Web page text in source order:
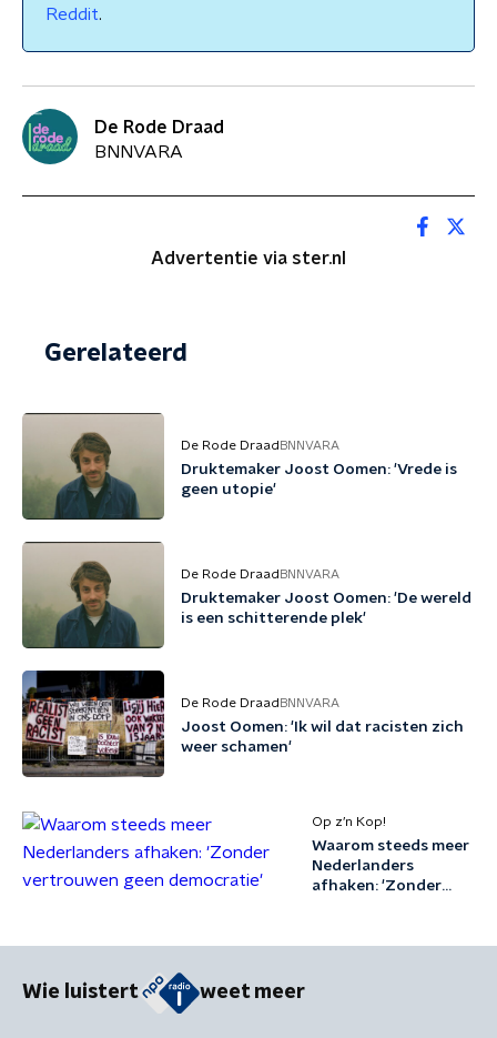
Reddit.
De Rode Draad
BNNVARA
Advertentie via ster.nl
Gerelateerd
De Rode Draad BNNVARA
Druktemaker Joost Oomen: 'Vrede is
geen utopie'
De Rode Draad BNNVARA
Druktemaker Joost Oomen: 'De wereld
is een schitterende plek'
De Rode Draad BNNVARA
Joost Oomen: 'Ik wil dat racisten zich
weer schamen'
Op z’n Kop!
Waarom steeds meer
Nederlanders
afhaken: 'Zonder
Wie luistert weet meer